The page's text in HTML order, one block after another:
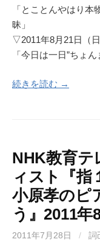
「とことんやはり
昧」
▽2011年8月21日（日
「今日は一日”ちょ
続きを読む →
NHK教育テ
ィスト『
小原孝のピ
う』2011年
2011年7月28日 / 詞